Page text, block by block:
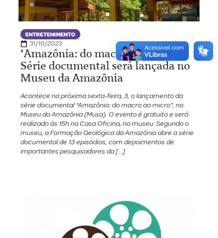
ENTRETENIMENTO
31/10/2023
‘Amazônia: do macro ao micro’:
Série documental será lançada no
Museu da Amazônia
Acontece na próxima sexta-feira, 3, o lançamento da
série documental “Amazônia: do macro ao micro”, no
Museu da Amazônia (Musa). O evento é gratuito e será
realizado às 15h na Casa Oficina, no museu. Segundo o
museu, a Formação Geológica da Amazônia abre a série
documental de 13 episódios, com depoimentos de
importantes pesquisadores da […]